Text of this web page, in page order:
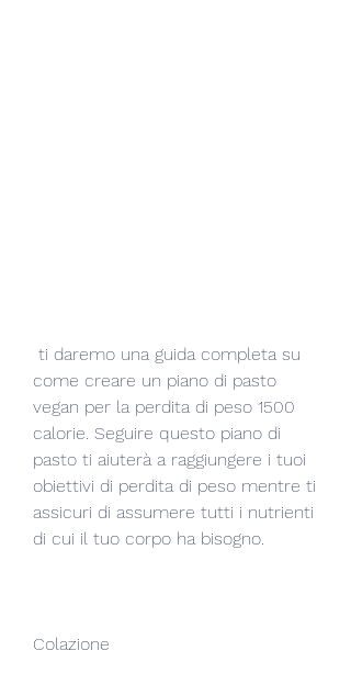
come creare un piano di pasto
vegan per la perdita di peso 1500
calorie. Seguire questo piano di
pasto ti aiuterà a raggiungere i tuoi
obiettivi di perdita di peso mentre ti
assicuri di assumere tutti i nutrienti
di cui il tuo corpo ha bisogno.
Colazione